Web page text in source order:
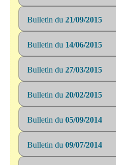
Bulletin du 21/09/2015
Bulletin du 14/06/2015
Bulletin du 27/03/2015
Bulletin du 20/02/2015
Bulletin du 05/09/2014
Bulletin du 09/07/2014